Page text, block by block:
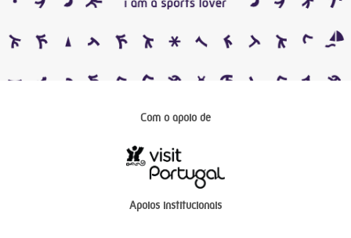
Com o apoio de
Apoios institucionais